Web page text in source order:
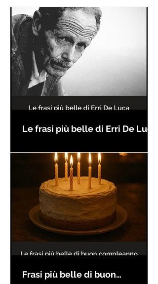
Le frasi più belle di Erri De Luca
Frasi più belle di buon